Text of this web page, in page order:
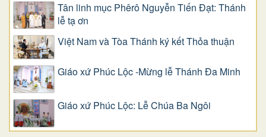
Tân linh mục Phêrô Nguyễn Tiến Đạt: Thánh
lễ tạ ơn
Việt Nam và Tòa Thánh ký kết Thỏa thuận
Giáo xứ Phúc Lộc -Mừng lễ Thánh Đa Minh
Giáo xứ Phúc Lộc: Lễ Chúa Ba Ngôi